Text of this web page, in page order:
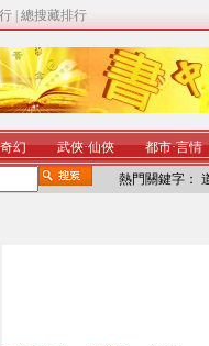
總搜藏排行
奇幻 武俠·仙俠 都市·言情
熱門關鍵字：